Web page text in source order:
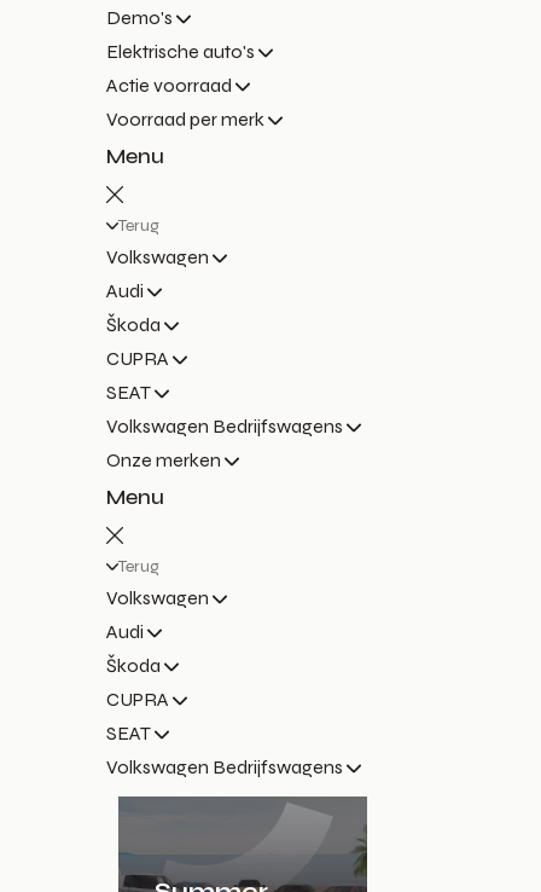
Demo's
Elektrische auto's
Actie voorraad
Voorraad per merk
Menu
Terug
Volkswagen
Audi
Škoda
CUPRA
SEAT
Volkswagen Bedrijfswagens
Onze merken
Menu
Terug
Volkswagen
Audi
Škoda
CUPRA
SEAT
Volkswagen Bedrijfswagens